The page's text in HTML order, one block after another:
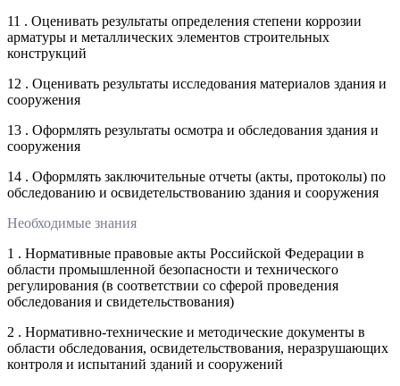
11 . Оценивать результаты определения степени коррозии
арматуры и металлических элементов строительных
конструкций
12 . Оценивать результаты исследования материалов здания и
сооружения
13 . Оформлять результаты осмотра и обследования здания и
сооружения
14 . Оформлять заключительные отчеты (акты, протоколы) по
обследованию и освидетельствованию здания и сооружения
Необходимые знания
1 . Нормативные правовые акты Российской Федерации в
области промышленной безопасности и технического
регулирования (в соответствии со сферой проведения
обследования и свидетельствования)
2 . Нормативно-технические и методические документы в
области обследования, освидетельствования, неразрушающих
контроля и испытаний зданий и сооружений